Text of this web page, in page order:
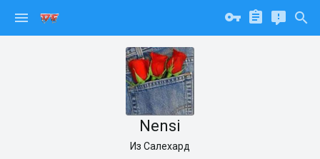
Nensi
Из Салехард